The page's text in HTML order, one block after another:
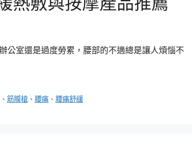
公室還是過度勞累，腰部的不適總是讓人煩惱不
、筋膜槍 、 腰痛 、 腰痛舒緩